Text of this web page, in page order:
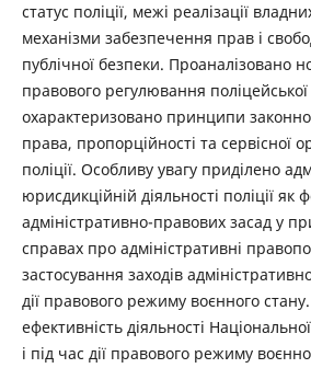
статус поліції, межі реалізації
механізми забезпечення прав і
публічної безпеки. Проаналізовано
правового регулювання поліцейської
охарактеризовано принципи
права, пропорційності та сервісної
поліції. Особливу увагу приділено
юрисдикційній діяльності поліції як
адміністративно-правових засад у
справах про адміністративні
застосування заходів
дії правового режиму воєнного
ефективність діяльності
і під час дії правового режиму